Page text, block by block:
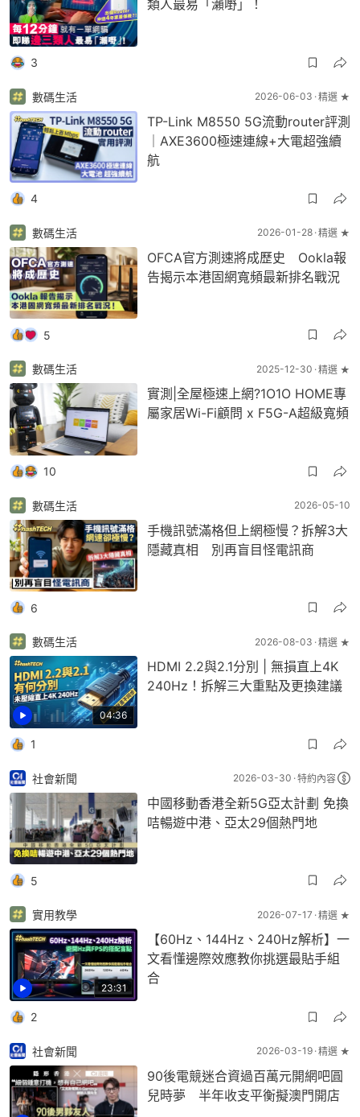
類人最易「瀨嘢」！
3
數碼生活 2026-06-03 精選 ★
TP-Link M8550 5G流動router評測
｜AXE3600極速連線+大電超強續
航
4
數碼生活 2026-01-28 精選 ★
OFCA官方測速將成歷史 Ookla報
告揭示本港固網寬頻最新排名戰況
5
數碼生活 2025-12-30 精選 ★
實測|全屋極速上網?1O1O HOME專
屬家居Wi-Fi顧問 x F5G-A超級寬頻
10
數碼生活 2026-05-10
手機訊號滿格但上網極慢？拆解3大
隱藏真相 別再盲目怪電訊商
6
04:36
數碼生活 2026-08-03 精選 ★
HDMI 2.2與2.1分別 | 無損直上4K
240Hz！拆解三大重點及更換建議
1
社會新聞 2026-03-30 特約內容
中國移動香港全新5G亞太計劃 免換
咭暢遊中港、亞太29個熱門地
5
23:31
實用教學 2026-07-17 精選 ★
【60Hz、144Hz、240Hz解析】一
文看懂邊際效應教你挑選最貼手組
合
2
社會新聞 2026-03-19 精選 ★
90後電競迷合資過百萬元開網吧圓
兒時夢 半年收支平衡擬澳門開店